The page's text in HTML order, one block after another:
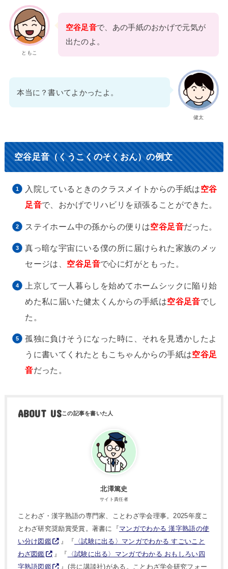
ともこ
空谷足音で、あの手紙のおかげで元気が
出たのよ。
健太
本当に？書いてよかったよ。
空谷足音（くうこくのそくおん）の例文
入院しているときのクラスメイトからの手紙は空谷
足音で、おかげでリハビリを頑張ることができた。
ステイホーム中の孫からの便りは空谷足音だった。
真っ暗な宇宙にいる僕の所に届けられた家族のメッ
セージは、 空谷足音で心に灯がともった。
上京して一人暮らしを始めてホームシックに陥り始
めた私に届いた健太くんからの手紙は空谷足音でし
た。
孤独に負けそうになった時に、それを見透かしたよ
うに書いてくれたともこちゃんからの手紙は空谷足
音だった。
ABOUT US
北澤篤史
サイト責任者
ことわざ・漢字熟語の専門家、ことわざ学会理事。2025年度こ
とわざ研究奨励賞受賞。著書に『マンガでわかる 漢字熟語の使
い分け図鑑
』『 〈試験に出る〉マンガでわかる すごいこと
わざ図鑑
』『
〈試験に出る〉マンガでわかる おもしろい四
字熟語図鑑
』(共に講談社)がある。ことわざ学会研究フォー